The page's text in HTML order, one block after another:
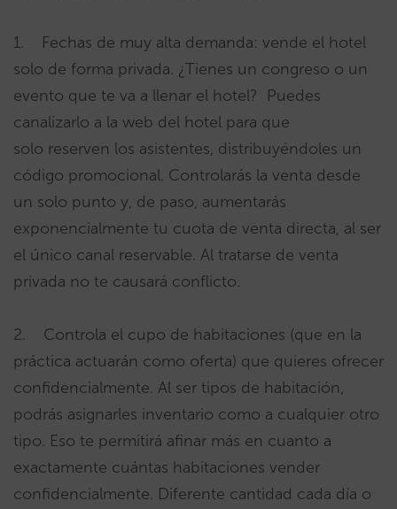
1. Fechas de muy alta demanda: vende el hotel
solo de forma privada. ¿Tienes un congreso o un
evento que te va a llenar el hotel? Puedes
canalizarlo a la web del hotel para que
solo reserven los asistentes, distribuyéndoles un
código promocional. Controlarás la venta desde
un solo punto y, de paso, aumentarás
exponencialmente tu cuota de venta directa, al ser
el único canal reservable. Al tratarse de venta
privada no te causará conflicto.
2. Controla el cupo de habitaciones (que en la
práctica actuarán como oferta) que quieres ofrecer
confidencialmente. Al ser tipos de habitación,
podrás asignarles inventario como a cualquier otro
tipo. Eso te permitirá afinar más en cuanto a
exactamente cuántas habitaciones vender
confidencialmente. Diferente cantidad cada día o